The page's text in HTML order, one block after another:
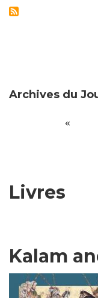
Archives du
«
Livres
Kalam